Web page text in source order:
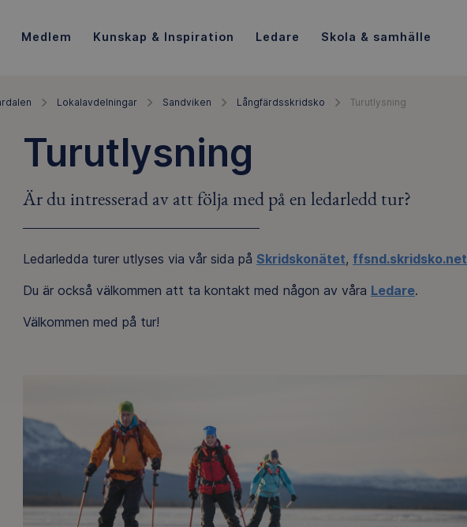
Medlem Kunskap & Inspiration Ledare Skola & samhälle
Lokalavdelningar Sandviken Långfärdsskridsko Turutlysning
Turutlysning
Är du intresserad av att följa med på en ledarledd tur?
Ledarledda turer utlyses via vår sida på Skridskonätet, ffsnd.skridsko.net
Du är också välkommen att ta kontakt med någon av våra Ledare.
Välkommen med på tur!